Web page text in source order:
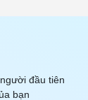
đầu tiên
bạn